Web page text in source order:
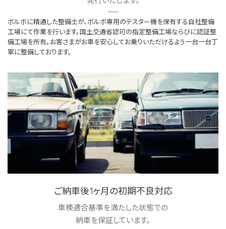
ボルボに精通した整備士が、ボルボ専用のテスター機を保有する自社整備
工場にて作業を行います。国土交通省認可の指定整備工場ならびに認証整
備工場を所有。お客さまがお車を安心してお乗りいただけるよう一台一台丁
寧に整備しております。
ご納車後1ヶ月の初期不良対応
車検適合基準を満たした状態での
納車を保証しています。